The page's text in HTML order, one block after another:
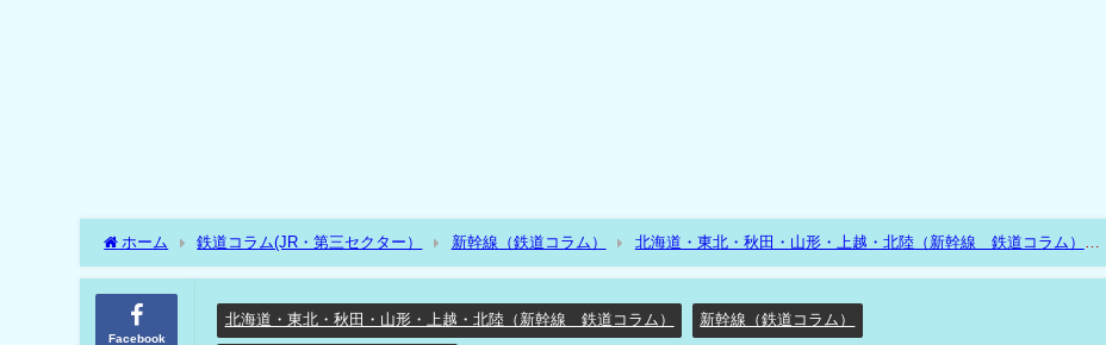
ホーム 鉄道コラム(JR・第三セクター） 新幹線（鉄道コラム）
北海道・東北・秋田・山形・上越・北陸（新幹線 鉄道コラム）
3つの重要な試験項目??青函トンネル前後区間で夜間の高速走行試験⁉
Facebook
北海道・東北・秋田・山形・上越・北陸（新幹線 鉄道コラム） 新幹線（鉄道コラム）